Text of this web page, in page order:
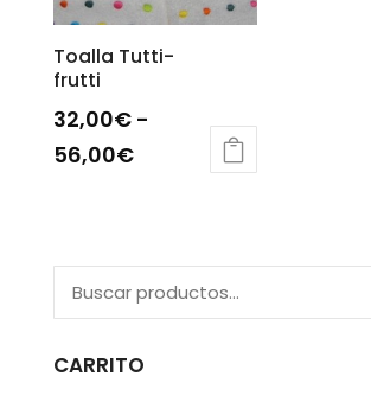
Toalla Tutti-
frutti
32,00€ -
56,00€Rango
desde
32,00€
56,00€
múltiples
variantes.
opciones
CARRITO